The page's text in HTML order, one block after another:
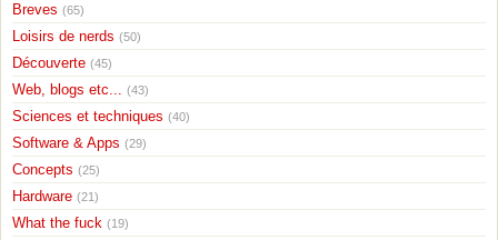
Breves (65)
Loisirs de nerds (50)
Découverte (45)
Web, blogs etc... (43)
Sciences et techniques (40)
Software & Apps (29)
Concepts (25)
Hardware (21)
What the fuck (19)